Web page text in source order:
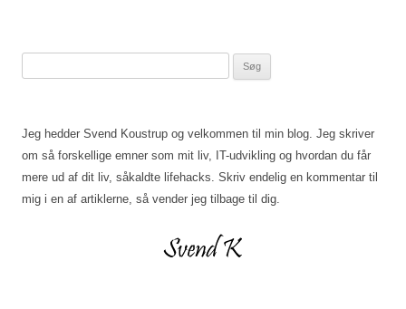
Jeg hedder Svend Koustrup og velkommen til min blog. Jeg skriver
om så forskellige emner som mit liv, IT-udvikling og hvordan du får
mere ud af dit liv, såkaldte lifehacks. Skriv endelig en kommentar til
mig i en af artiklerne, så vender jeg tilbage til dig.